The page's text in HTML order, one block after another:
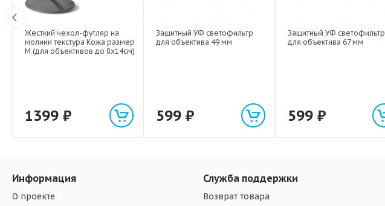
Жесткий чехол-футляр на
молнии текстура Кожа размер
M (для объективов до 8х14см)
1399 ₽
Защитный УФ светофильтр
для объектива 49 мм
599₽
Защитный УФ светофильтр
для объектива 67 мм
599 ₽
Информация
О проекте
Служба поддержки
Возврат товара